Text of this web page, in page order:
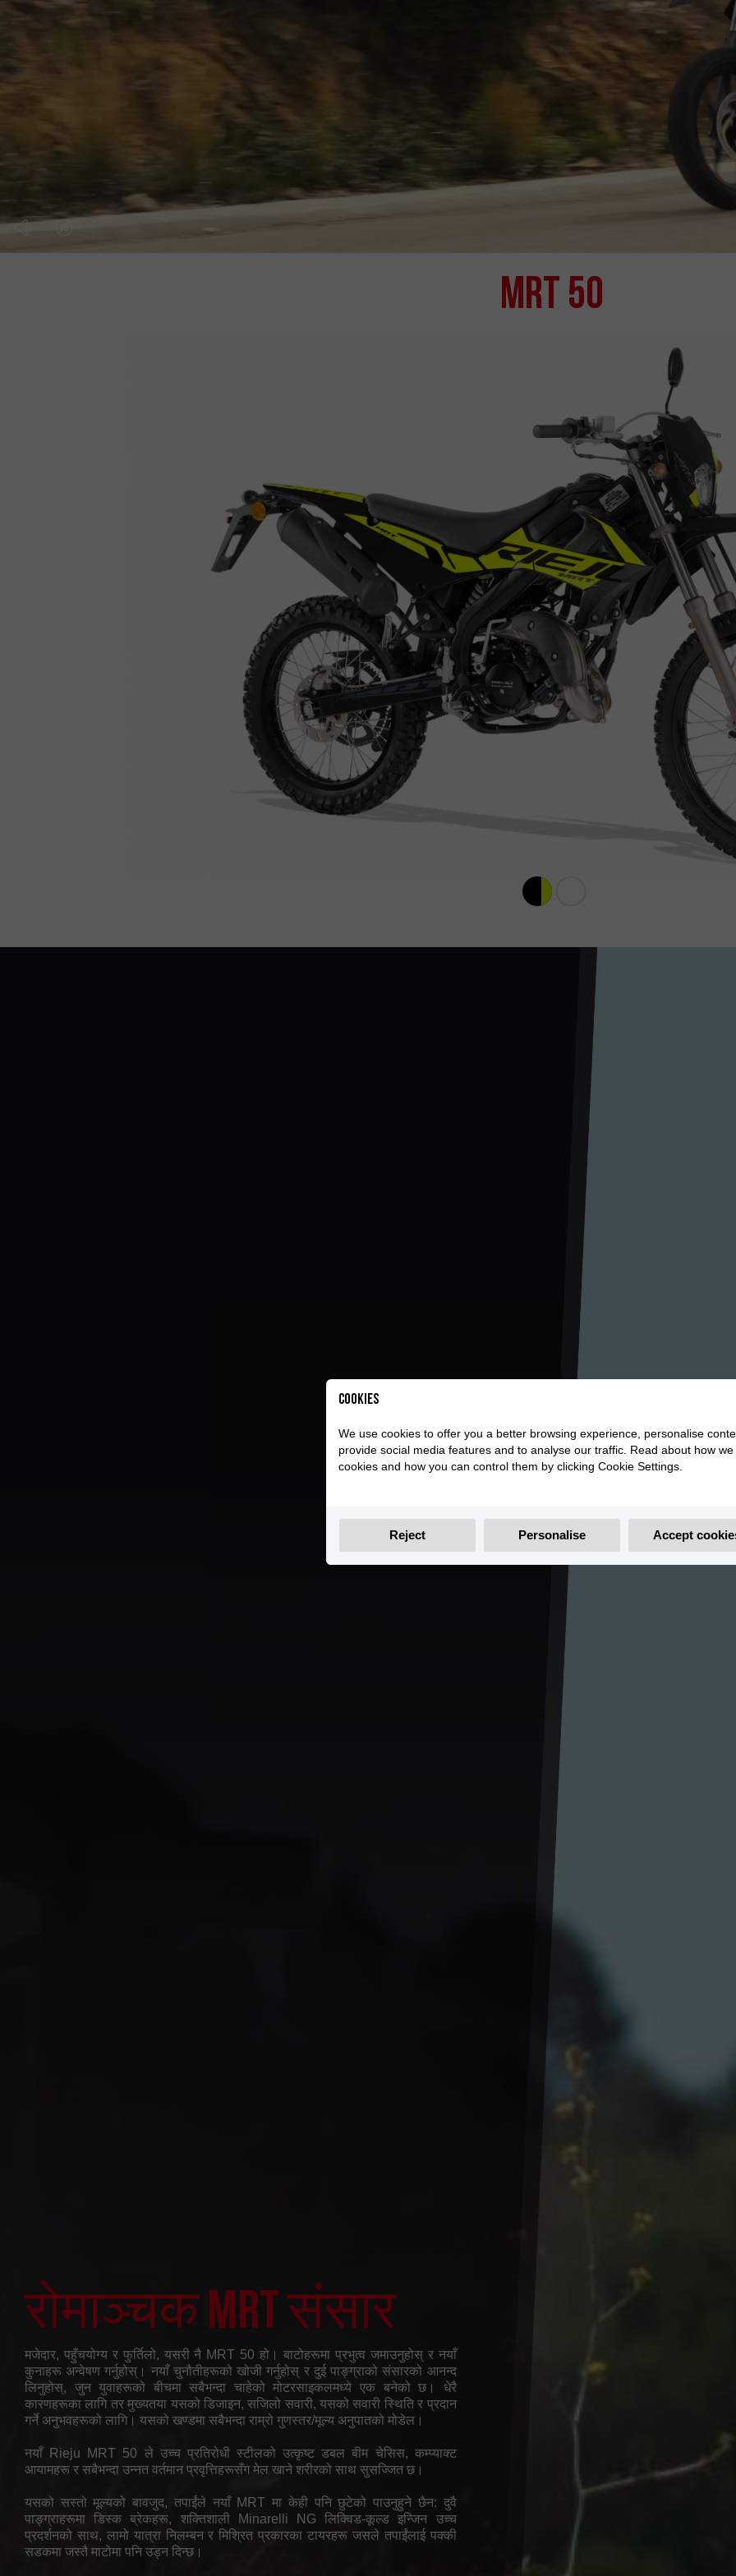
MRT 50
रोमाञ्चक MRT संसार
मजेदार, पहुँचयोग्य र फुर्तिलो, यसरी नै MRT 50 हो। बाटोहरूमा प्रभुत्व जमाउनुहोस् र नयाँ
कुनाहरू अन्वेषण गर्नुहोस्। नयाँ चुनौतीहरूको खोजी गर्नुहोस् र दुई पाङ्ग्राको संसारको आनन्द
लिनुहोस्, जुन युवाहरूको बीचमा सबैभन्दा चाहेको मोटरसाइकलमध्ये एक बनेको छ। धेरै
कारणहरूका लागि तर मुख्यतया यसको डिजाइन, सजिलो सवारी, यसको सवारी स्थिति र प्रदान
गर्ने अनुभवहरूको लागि। यसको खण्डमा सबैभन्दा राम्रो गुणस्तर/मूल्य अनुपातको मोडेल।
नयाँ Rieju MRT 50 ले उच्च प्रतिरोधी स्टीलको उत्कृष्ट डबल बीम चेसिस, कम्प्याक्ट
आयामहरू र सबैभन्दा उन्नत वर्तमान प्रवृत्तिहरूसँग मेल खाने शरीरको साथ सुसज्जित छ।
यसको सस्तो मूल्यको बावजुद, तपाईंले नयाँ MRT मा केही पनि छुटेको पाउनुहुने छैन: दुवै
पाङ्ग्राहरूमा डिस्क ब्रेकहरू, शक्तिशाली Minarelli NG लिक्विड-कूल्ड इन्जिन उच्च
प्रदर्शनको साथ, लामो यात्रा निलम्बन र मिश्रित प्रकारका टायरहरू जसले तपाईंलाई पक्की
सडकमा जस्तै माटोमा पनि उड्न दिन्छ।
Cookies
We use cookies to offer you a better browsing experience, personalise
provide social media features and to analyse our traffic. Read about how we
cookies and how you can control them by clicking Cookie Settings.
Reject Personalise Accept